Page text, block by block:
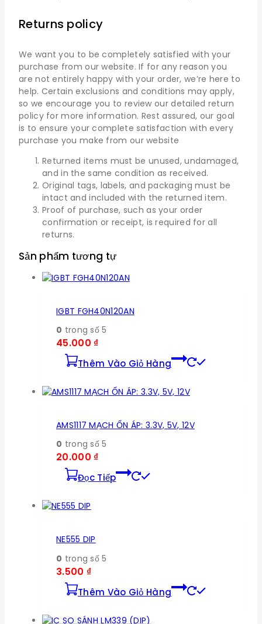
Returns policy
We want you to be completely satisfied with your
purchase from our website. If for any reason you
are not entirely happy with your order, we’re here to
help. Certain exclusions and conditions may apply,
so we encourage you to review our detailed return
policy for more information. Rest assured, our goal
is to ensure your complete satisfaction with every
purchase you make from our website
Returned items must be unused, undamaged,
and in the same condition as received.
Original tags, labels, and packaging must be
intact and included with the returned item.
Proof of purchase, such as your order
confirmation or receipt, is required for all
returns.
Sản phẩm tương tự
IGBT FGH40N120AN
0 trong số 5
45.000 ₫
Thêm Vào Giỏ Hàng
AMS1117 MẠCH ỔN ÁP: 3.3V, 5V, 12V
0 trong số 5
20.000 ₫
Đọc Tiếp
NE555 DIP
0 trong số 5
3.500 ₫
Thêm Vào Giỏ Hàng